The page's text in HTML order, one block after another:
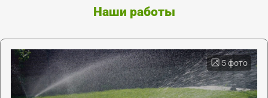
Наши работы
5 фото